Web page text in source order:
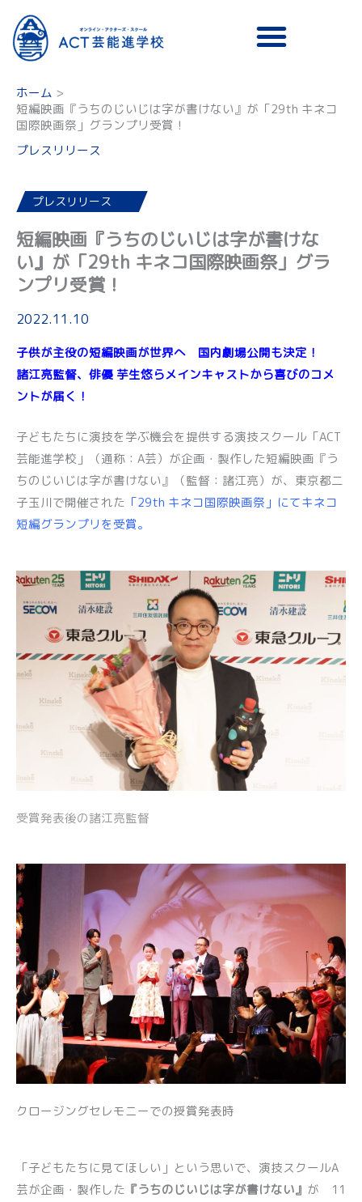
ホーム
短編映画『うちのじいじは字が書けない』が「29th キネコ
国際映画祭」グランプリ受賞！
プレスリリース
プレスリリース
短編映画『うちのじいじは字が書けな
い』が「29th キネコ国際映画祭」グラ
ンプリ受賞！
2022.11.10
子供が主役の短編映画が世界へ 国内劇場公開も決定！
諸江亮監督、俳優 芋生悠らメインキャストから喜びのコメ
ントが届く！
子どもたちに演技を学ぶ機会を提供する演技スクール「ACT
芸能進学校」（通称：A芸）が企画・製作した短編映画『う
ちのじいじは字が書けない』（監督：諸江亮）が、東京都二
子玉川で開催された 「29th キネコ国際映画祭」にてキネコ
短編グランプリを受賞。
受賞発表後の諸江亮監督
クロージングセレモニーでの授賞発表時
「子どもたちに見てほしい」という思いで、演技スクールA
芸が企画・製作した 『うちのじいじは字が書けない』 が 11